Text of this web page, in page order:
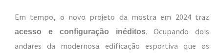
Em tempo, o novo projeto da mostra em 2024 traz
acesso e configuração inéditos. Ocupando dois
andares da modernosa edificação esportiva que os